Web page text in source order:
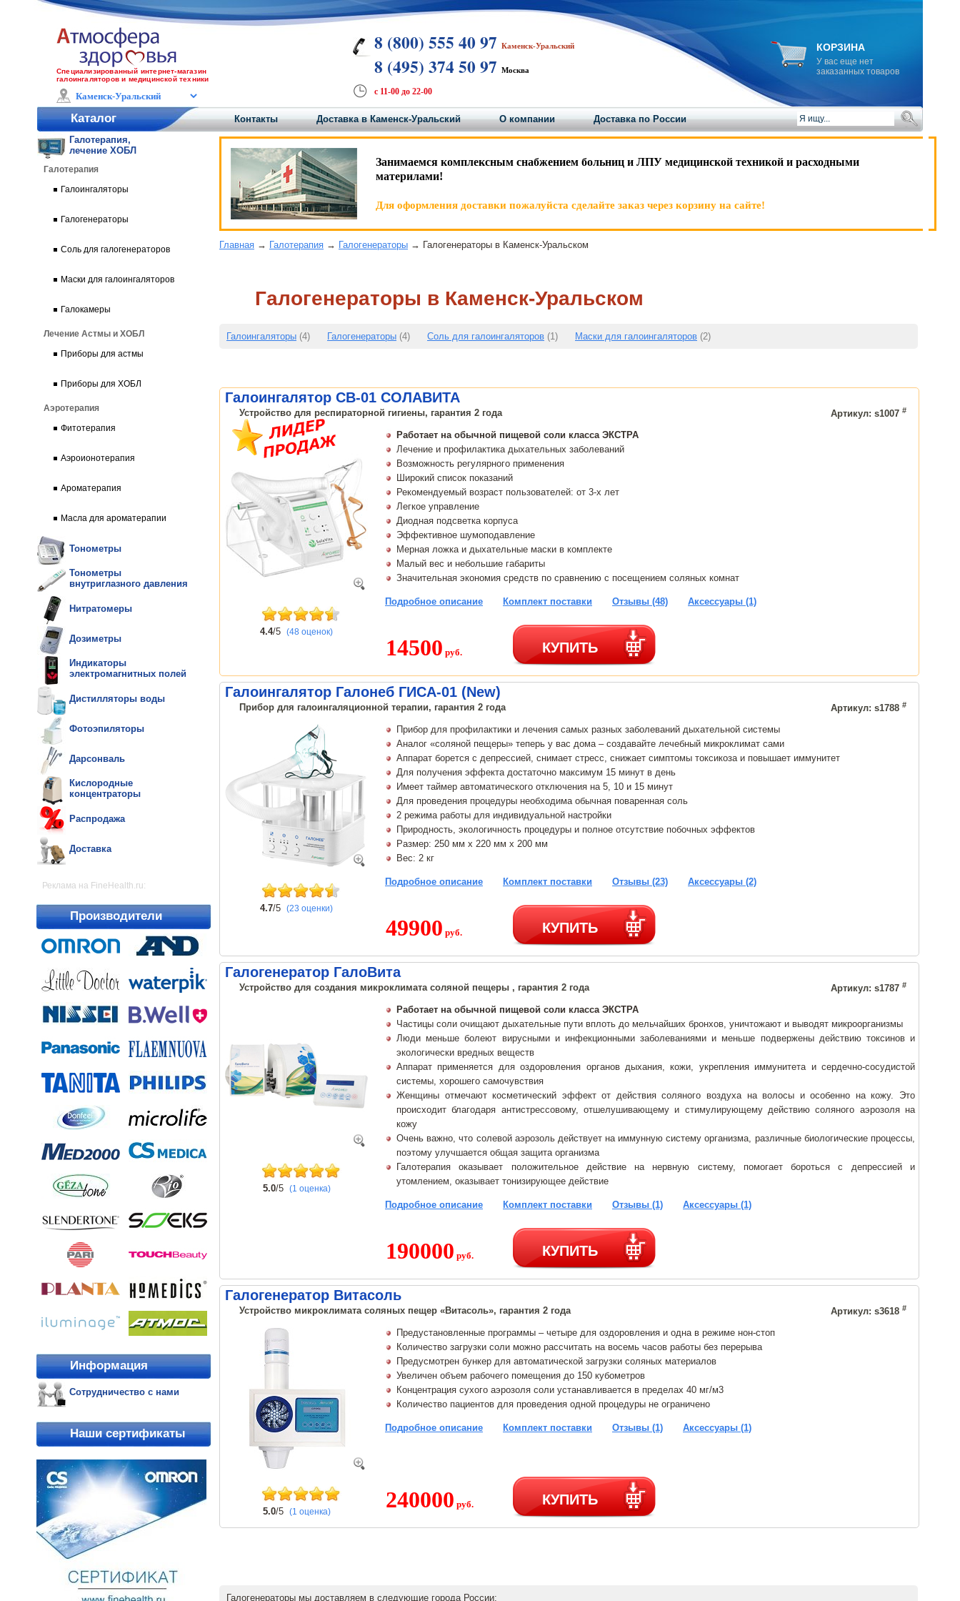
Специализированный интернет-магазин
галоингаляторов и медицинской техники
8 (800) 555 40 97 Каменск-Уральский
8 (495) 374 50 97 Москва
с 11-00 до 22-00
КОРЗИНА
У вас еще нет
заказанных товаров
Каталог Контакты Доставка в Каменск-Уральский О компании
Доставка по России
Галотерапия,
лечение ХОБЛ
Галотерапия
Галоингаляторы
Галогенераторы
Соль для галогенераторов
Маски для галоингаляторов
Галокамеры
Лечение Астмы и ХОБЛ
Приборы для астмы
Приборы для ХОБЛ
Аэротерапия
Фитотерапия
Аэроионотерапия
Ароматерапия
Масла для ароматерапии
Тонометры
Тонометры
внутриглазного давления
Нитратомеры
Дозиметры
Индикаторы
электромагнитных полей
Дистилляторы воды
Фотоэпиляторы
Дарсонваль
Кислородные
концентраторы
Распродажа
Доставка
Реклама на FineHealth.ru:
Производители
Информация
Сотрудничество с нами
Наши сертификаты
Занимаемся комплексным снабжением больниц и ЛПУ медицинской техникой и расходными
материлами!
Для оформления доставки пожалуйста сделайте заказ через корзину на сайте!
Главная → Галотерапия → Галогенераторы → Галогенераторы в Каменск-Уральском
Галогенераторы в Каменск-Уральском
Галоингаляторы (4) Галогенераторы (4) Соль для галоингаляторов (1) Маски для галоингаляторов (2)
Галоингалятор CB-01 СОЛАВИТА
Устройство для респираторной гигиены, гарантия 2 года Артикул: s1007 #
4.4/5 (48 оценок)
Работает на обычной пищевой соли класса ЭКСТРА
Лечение и профилактика дыхательных заболеваний
Возможность регулярного применения
Широкий список показаний
Рекомендуемый возраст пользователей: от 3-х лет
Легкое управление
Диодная подсветка корпуса
Эффективное шумоподавление
Мерная ложка и дыхательные маски в комплекте
Малый вес и небольшие габариты
Значительная экономия средств по сравнению с посещением соляных комнат
Подробное описание Комплект поставки Отзывы (48) Аксессуары (1)
14500 руб. КУПИТЬ
Галоингалятор Галонеб ГИСА-01 (New)
Прибор для галоингаляционной терапии, гарантия 2 года Артикул: s1788 #
4.7/5 (23 оценки)
Прибор для профилактики и лечения самых разных заболеваний дыхательной системы
Аналог «соляной пещеры» теперь у вас дома – создавайте лечебный микроклимат сами
Аппарат борется с депрессией, снимает стресс, снижает симптомы токсикоза и повышает иммунитет
Для получения эффекта достаточно максимум 15 минут в день
Имеет таймер автоматического отключения на 5, 10 и 15 минут
Для проведения процедуры необходима обычная поваренная соль
2 режима работы для индивидуальной настройки
Природность, экологичность процедуры и полное отсутствие побочных эффектов
Размер: 250 мм х 220 мм х 200 мм
Вес: 2 кг
Подробное описание Комплект поставки Отзывы (23) Аксессуары (2)
49900 руб. КУПИТЬ
Галогенератор ГалоВита
Устройство для создания микроклимата соляной пещеры , гарантия 2 года Артикул: s1787 #
5.0/5 (1 оценка)
Работает на обычной пищевой соли класса ЭКСТРА
Частицы соли очищают дыхательные пути вплоть до мельчайших бронхов, уничтожают и выводят микроорганизмы
Люди меньше болеют вирусными и инфекционными заболеваниями и меньше подвержены действию токсинов и
экологически вредных веществ
Аппарат применяется для оздоровления органов дыхания, кожи, укрепления иммунитета и сердечно-сосудистой
системы, хорошего самочувствия
Женщины отмечают косметический эффект от действия соляного воздуха на волосы и особенно на кожу. Это
происходит благодаря антистрессовому, отшелушивающему и стимулирующему действию соляного аэрозоля на
кожу
Очень важно, что солевой аэрозоль действует на иммунную систему организма, различные биологические процессы,
поэтому улучшается общая защита организма
Галотерапия оказывает положительное действие на нервную систему, помогает бороться с депрессией и
утомлением, оказывает тонизирующее действие
Подробное описание Комплект поставки Отзывы (1) Аксессуары (1)
190000 руб. КУПИТЬ
Галогенератор Витасоль
Устройство микроклимата соляных пещер «Витасоль», гарантия 2 года Артикул: s3618 #
5.0/5 (1 оценка)
Предустановленные программы – четыре для оздоровления и одна в режиме нон-стоп
Количество загрузки соли можно рассчитать на восемь часов работы без перерыва
Предусмотрен бункер для автоматической загрузки соляных материалов
Увеличен объем рабочего помещения до 150 кубометров
Концентрация сухого аэрозоля соли устанавливается в пределах 40 мг/м3
Количество пациентов для проведения одной процедуры не ограничено
Подробное описание Комплект поставки Отзывы (1) Аксессуары (1)
240000 руб. КУПИТЬ
Галогенераторы мы доставляем в следующие города России: